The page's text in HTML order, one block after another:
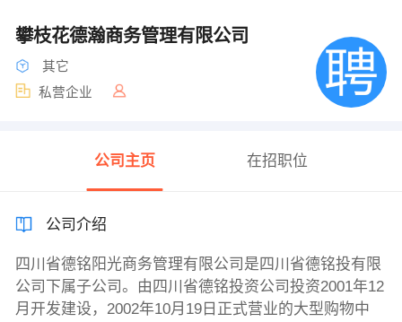
攀枝花德瀚商务管理有限公司
其它
私营企业
公司主页 在招职位
公司介绍
四川省德铭阳光商务管理有限公司是四川省德铭投有限
公司下属子公司。由四川省德铭投资公司投资2001年12
月开发建设，2002年10月19日正式营业的大型购物中